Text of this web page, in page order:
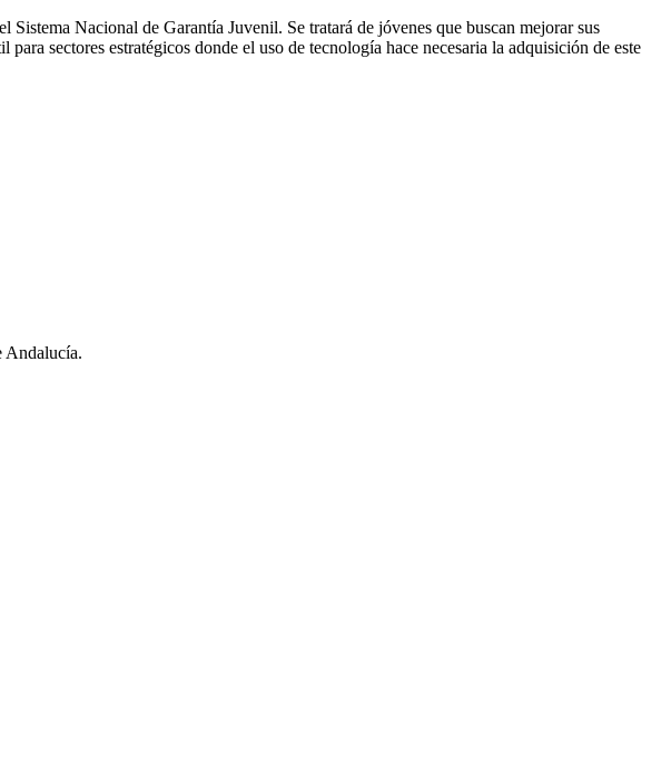
Nacional de Garantía Juvenil. Se tratará de jóvenes que buscan mejorar sus
sectores estratégicos donde el uso de tecnología hace necesaria la adquisición de este
Andalucía.